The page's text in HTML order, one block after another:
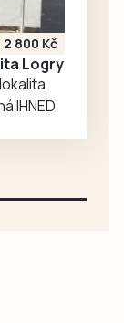
obdivuje
už do
Brodu
ale i
a
2 800 Kč
v Pisku – lokalita Logry
IHNED